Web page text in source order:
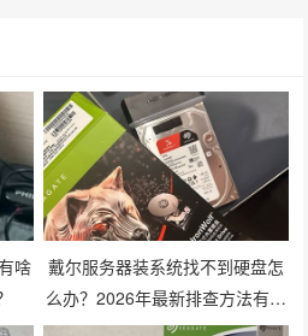
啥
戴尔服务器装系统找不到硬盘怎
么办？2026年最新排查方法有哪
些？